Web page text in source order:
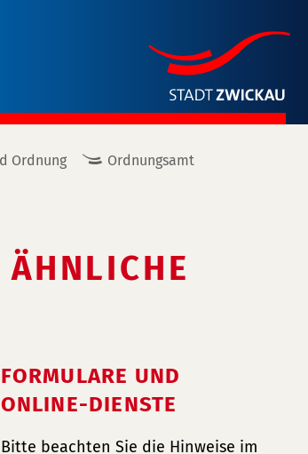
Ordnung
Ordnungsamt
FORMULARE UND
ONLINE-DIENSTE
Bitte beachten Sie die Hinweise im